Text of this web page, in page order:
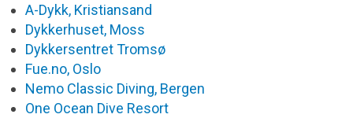
A-Dykk, Kristiansand
Dykkerhuset, Moss
Dykkersentret Tromsø
Fue.no, Oslo
Nemo Classic Diving, Bergen
One Ocean Dive Resort